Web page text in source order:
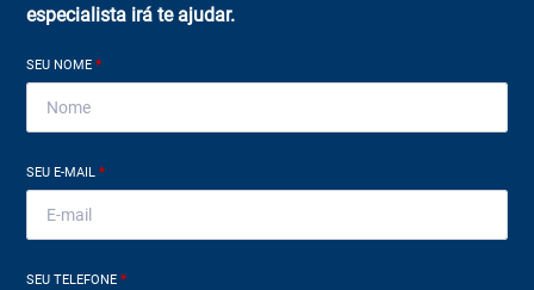
especialista irá te ajudar.
SEU NOME*
SEU E-MAIL*
SEU TELEFONE*